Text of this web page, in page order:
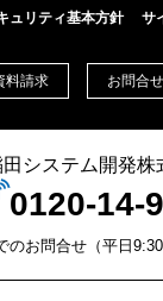
ュリティ基本方針
サ
料請求 お問合せ
システム開発株
0120-14-
のお問合せ（平日9:30